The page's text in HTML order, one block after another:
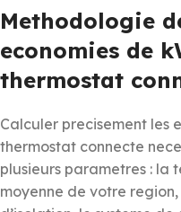
Methodologie
economies de
thermostat
Calculer precisement les
thermostat connecte
plusieurs parametres : la
moyenne de votre